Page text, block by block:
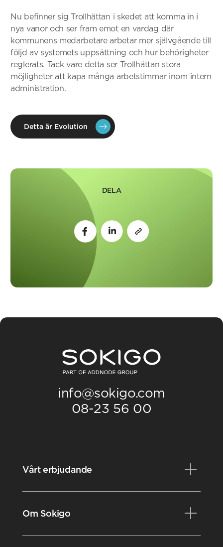
Nu befinner sig Trollhättan i skedet att komma in i
nya vanor och ser fram emot en vardag där
kommunens medarbetare arbetar mer självgående till
följd av systemets uppsättning och hur behörigheter
reglerats. Tack vare detta ser Trollhättan stora
möjligheter att kapa många arbetstimmar inom intern
administration.
Detta är Evolution
DELA
info@sokigo.com
08-23 56 00
Vårt erbjudande
Om Sokigo